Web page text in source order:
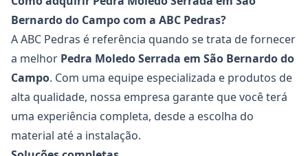
Bernardo do Campo com a ABC Pedras?
A ABC Pedras é referência quando se trata de fornecer
a melhor Pedra Moledo Serrada em São Bernardo do
Campo. Com uma equipe especializada e produtos de
alta qualidade, nossa empresa garante que você terá
uma experiência completa, desde a escolha do
material até a instalação.